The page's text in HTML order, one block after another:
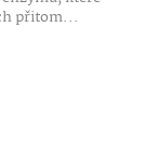
přitom...